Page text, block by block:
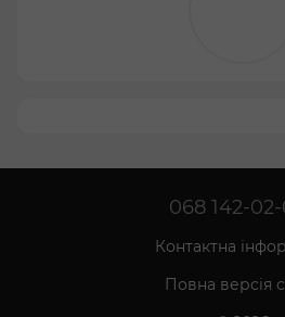
068 142-
Контактна
Повна версія